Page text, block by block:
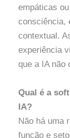
empáticas
consciência,
contextual.
experiência
que a IA não
Qual é a
IA?
Não há uma
função e